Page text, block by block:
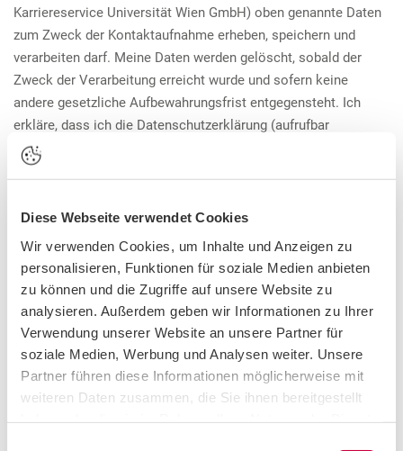
Diese Webseite verwendet Cookies
Wir verwenden Cookies, um Inhalte und Anzeigen zu
personalisieren, Funktionen für soziale Medien anbieten
zu können und die Zugriffe auf unsere Website zu
analysieren. Außerdem geben wir Informationen zu Ihrer
Verwendung unserer Website an unsere Partner für
soziale Medien, Werbung und Analysen weiter. Unsere
Partner führen diese Informationen möglicherweise mit
weiteren Daten zusammen, die Sie ihnen bereitgestellt
Karriereservice Universität Wien GmbH) oben genannte Daten
zum Zweck der Kontaktaufnahme erheben, speichern und
verarbeiten darf. Meine Daten werden gelöscht, sobald der
Zweck der Verarbeitung erreicht wurde und sofern keine
andere gesetzliche Aufbewahrungsfrist entgegensteht. Ich
erkläre, dass ich die Datenschutzerklärung (aufrufbar
unter
arbeitgeber/datenschutz/
freiwilliger Basis erfolgen. Mir wurde mitgeteilt, dass ich
meine Einwilligung ohne für mich nachteilige Folgen jederzeit
formlos mit Wirkung für die Zukunft widerrufen kann. Meine
Widerrufserklärung kann ich an
office uniport at
Falle des Widerrufs werden meine Daten vom Uniport
Karriereservice der Universität Wien (Uniport Karriereservice
Universität Wien GmbH) und allfälligen Auftragsverarbeitern
gelöscht.